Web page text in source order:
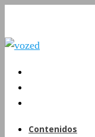
Contenidos